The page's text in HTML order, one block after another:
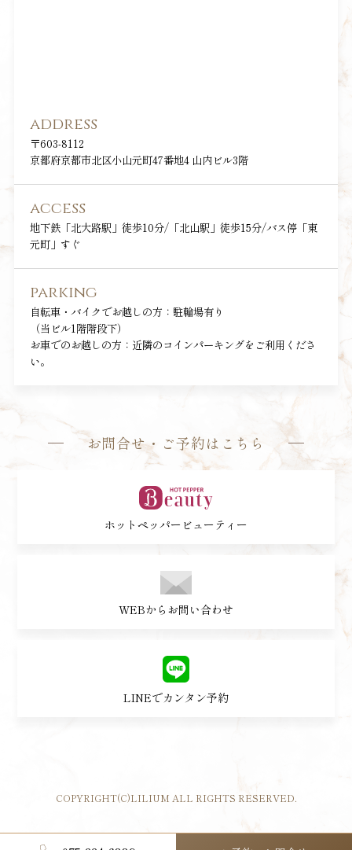
address
〒603-8112
京都府京都市北区小山元町47番地4 山内ビル3階
access
地下鉄「北大路駅」徒歩10分/「北山駅」徒歩15分/バス停「東
元町」すぐ
parking
自転車・バイクでお越しの方：駐輪場有り
（当ビル1階階段下）
お車でのお越しの方：近隣のコインパーキングをご利用くださ
い。
お問合せ・ご予約はこちら
ホットペッパービューティー
WEBからお問い合わせ
LINEでカンタン予約
COPYRIGHT(C)LILIUM ALL RIGHTS RESERVED.